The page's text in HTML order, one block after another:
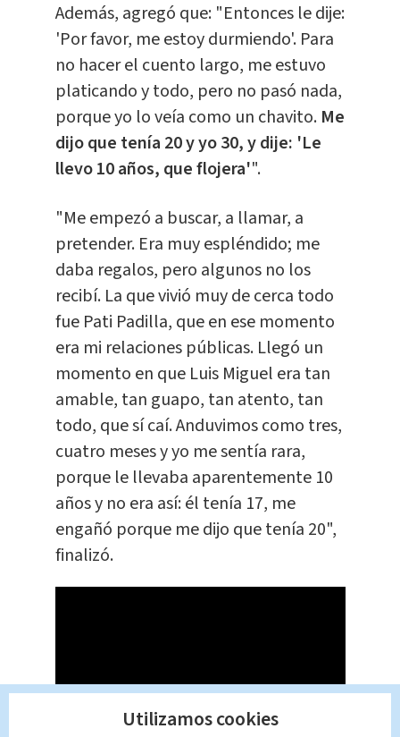
Además, agregó que: "Entonces le dije:
'Por favor, me estoy durmiendo'. Para
no hacer el cuento largo, me estuvo
platicando y todo, pero no pasó nada,
porque yo lo veía como un chavito.Me
dijo que tenía 20 y yo 30, y dije: 'Le
llevo 10 años, que flojera'".
"Me empezó a buscar, a llamar, a
pretender. Era muy espléndido; me
daba regalos, pero algunos no los
recibí. La que vivió muy de cerca todo
fue Pati Padilla, que en ese momento
era mi relaciones públicas. Llegó un
momento en que Luis Miguel era tan
amable, tan guapo, tan atento, tan
todo, que sí caí. Anduvimos como tres,
cuatro meses y yo me sentía rara,
porque le llevaba aparentemente 10
años y no era así: él tenía 17, me
engañó porque me dijo que tenía 20",
finalizó.
Utilizamos cookies